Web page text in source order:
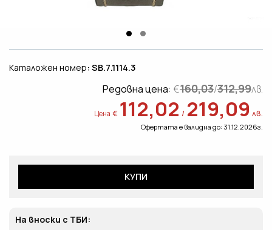
Каталожен номер: SB.7.1114.3
Редовна цена: €160,03/312,99лв.
Цена € 112,02 / 219,09 лв.
Офертата е валидна до: 31.12.2026г.
КУПИ
На вноски с ТБИ: